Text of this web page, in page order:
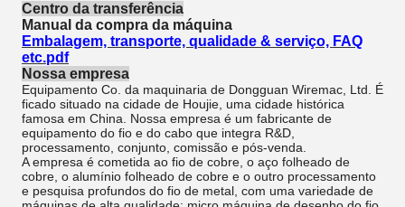
Centro da transferência
Manual da compra da máquina
Embalagem, transporte, qualidade & serviço, FAQ
etc.pdf
Nossa empresa
Equipamento Co. da maquinaria de Dongguan Wiremac, Ltd. É
ficado situado na cidade de Houjie, uma cidade histórica
famosa em China. Nossa empresa é um fabricante de
equipamento do fio e do cabo que integra R&D,
processamento, conjunto, comissão e pós-venda.
A empresa é cometida ao fio de cobre, o aço folheado de
cobre, o alumínio folheado de cobre e o outro processamento
e pesquisa profundos do fio de metal, com uma variedade de